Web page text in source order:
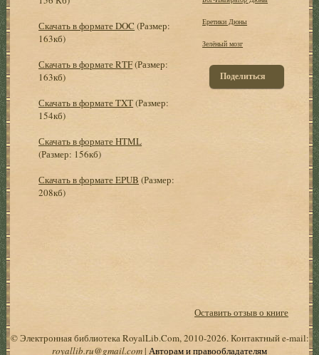
Скачать в формате DOC (Размер:
163кб)
Скачать в формате RTF(Размер:
163кб)
Скачать в формате TXT(Размер:
154кб)
Скачать в формате HTML
(Размер: 156кб)
Скачать в формате EPUB (Размер:
208кб)
Еретики Дюны
Зелёный мозг
Поделиться
Оставить отзыв о книге
© Электронная библиотека RoyalLib.Com, 2010-2026. Контактный e-mail:
royallib.ru@gmail.com| Авторам и правообладателям